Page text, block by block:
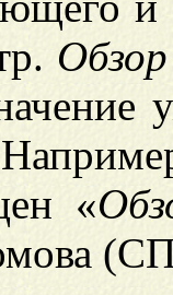
«